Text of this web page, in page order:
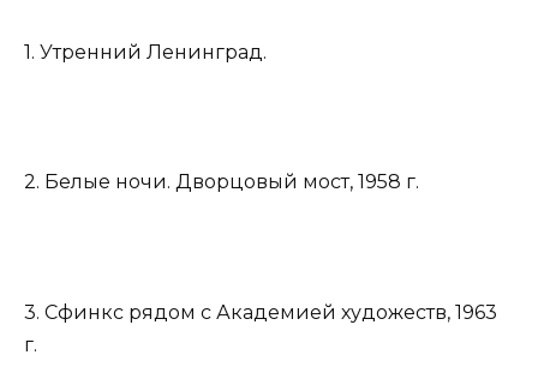
1. Утренний Ленинград.
2. Белые ночи. Дворцовый мост, 1958 г.
3. Сфинкс рядом с Академией художеств, 1963
г.